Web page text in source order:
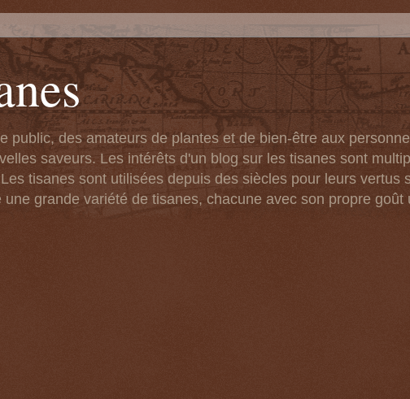
public, des amateurs de plantes et de bien-être aux
saveurs. Les intérêts d'un blog sur les tisanes sont
tisanes sont utilisées depuis des siècles pour leurs vertus
grande variété de tisanes, chacune avec son propre goût